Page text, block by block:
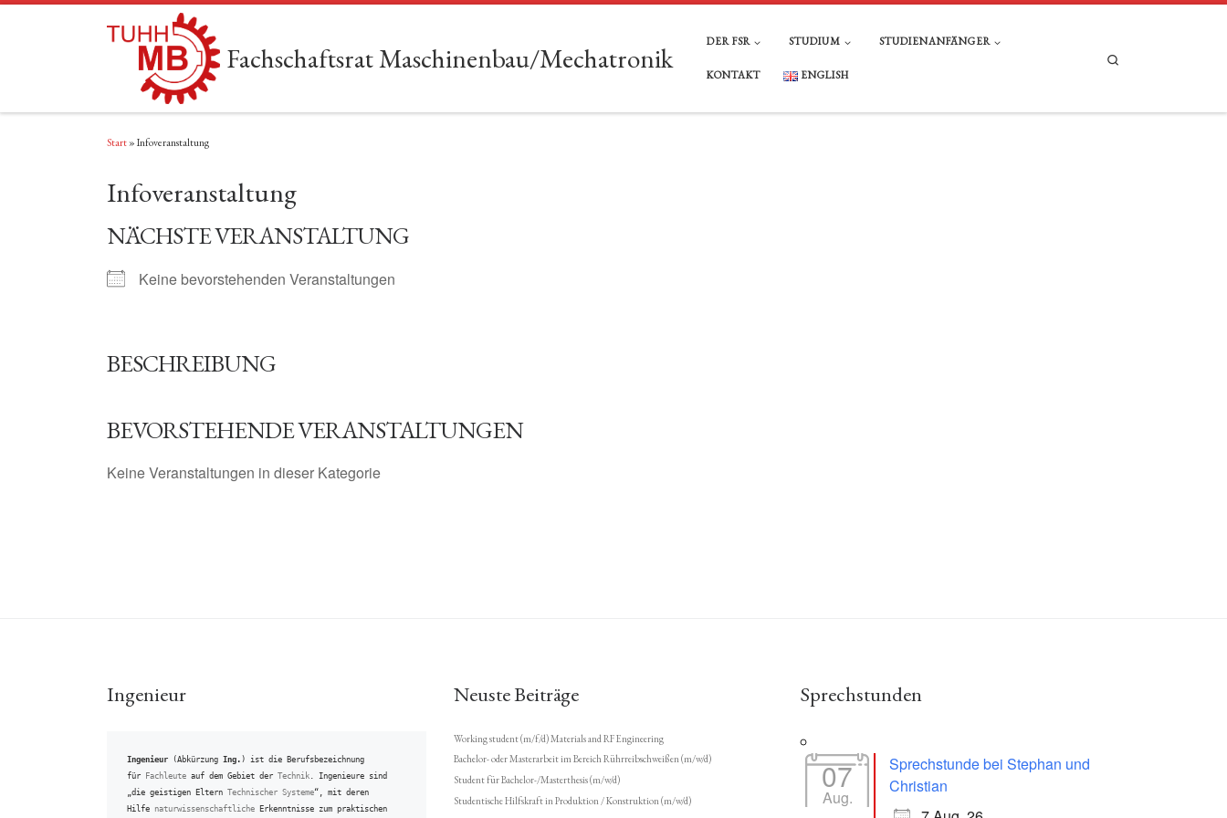
Zum Inhalt springen
Fachschaftsrat Maschinenbau/Mechatronik DER FSR STUDIUM STUDIENANFÄNGER
KONTAKT ENGLISH
Start» Infoveranstaltung
Infoveranstaltung
NÄCHSTE VERANSTALTUNG
Keine bevorstehenden Veranstaltungen
BESCHREIBUNG
BEVORSTEHENDE VERANSTALTUNGEN
Keine Veranstaltungen in dieser Kategorie
Ingenieur
Ingenieur (Abkürzung Ing. ) ist die Berufsbezeichnung
für
Fachleute auf dem Gebiet der Technik. Ingenieure sind
„die geistigen Eltern Technischer Systeme“, mit deren
Hilfe naturwissenschaftliche Erkenntnisse zum praktischen
Neuste Beiträge
Working student (m/f/d) Materials and RF Engineering
Bachelor- oder Masterarbeit im Bereich Rührreibschweißen (m/w/d)
Student für Bachelor-/Masterthesis (m/w/d)
Studentische Hilfskraft in Produktion / Konstruktion (m/w/d)
Sprechstunden
07
Aug.
Sprechstunde bei Stephan und
Christian